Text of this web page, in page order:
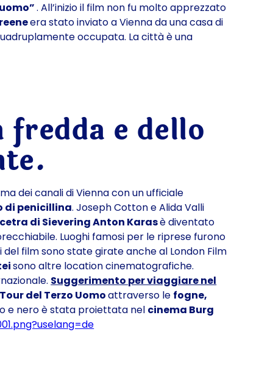
. All’inizio il film non fu molto apprezzato
era stato inviato a Vienna da una casa di
occupata. La città è una
e dello
dei canali di Vienna con un ufficiale
di penicillina. Joseph Cotton e Alida Valli
di Sievering Anton Karasè diventato
Luoghi famosi per le riprese furono
film sono state girate anche al London Film
sono altre location cinematografiche.
Suggerimento per viaggiare nel
Tour del Terzo Uomoattraverso le fogne,
e nero è stata proiettata nel cinema Burg